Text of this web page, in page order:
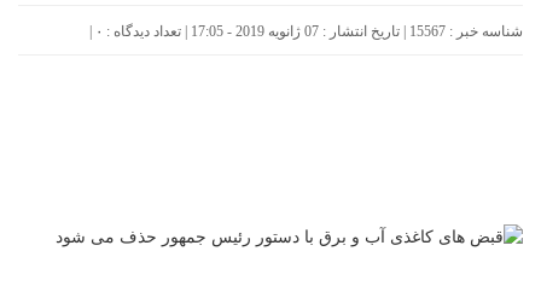
شناسه خبر : 15567 | تاریخ انتشار : 07 ژانویه 2019 - 17:05 | تعداد دیدگاه : ۰